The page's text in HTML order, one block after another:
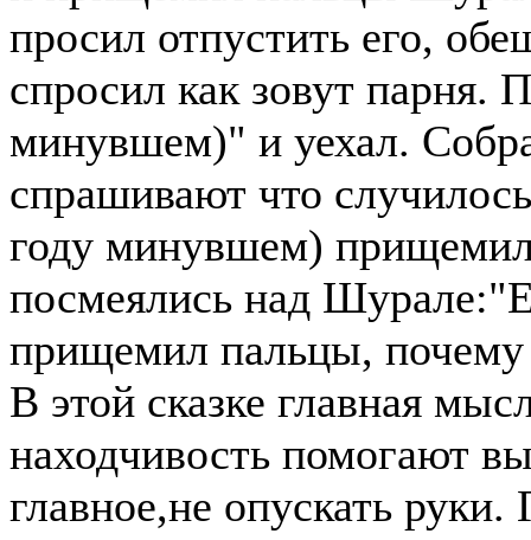
просил отпустить его,
спросил как зовут парня.
минувшем)" и уехал.
спрашивают что
году минувшем)
посмеялись над
прищемил пальцы,
В этой сказке главная
находчивость помогают
главное,не опускать